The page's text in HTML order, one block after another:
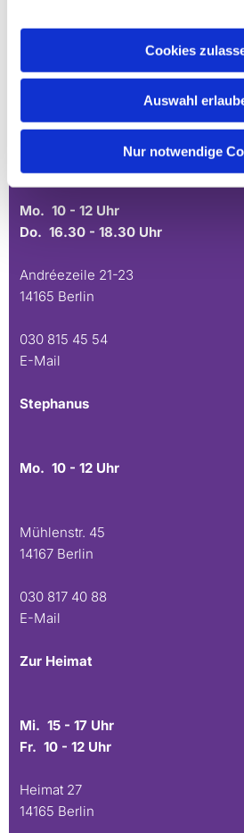
Cookies
Auswahl
Nur notwendige
Bürozeiten an den
Schönow-Buschgraben
Mo. 10 - 12 Uhr
Do. 16.30 - 18.30 Uhr
Andréezeile 21-23
14165 Berlin
030 815 45 54
E-Mail
Stephanus
Mo. 10 - 12 Uhr
Mühlenstr. 45
14167 Berlin
030 817 40 88
E-Mail
Zur Heimat
Mi. 15 - 17 Uhr
Fr. 10 - 12 Uhr
Heimat 27
14165 Berlin